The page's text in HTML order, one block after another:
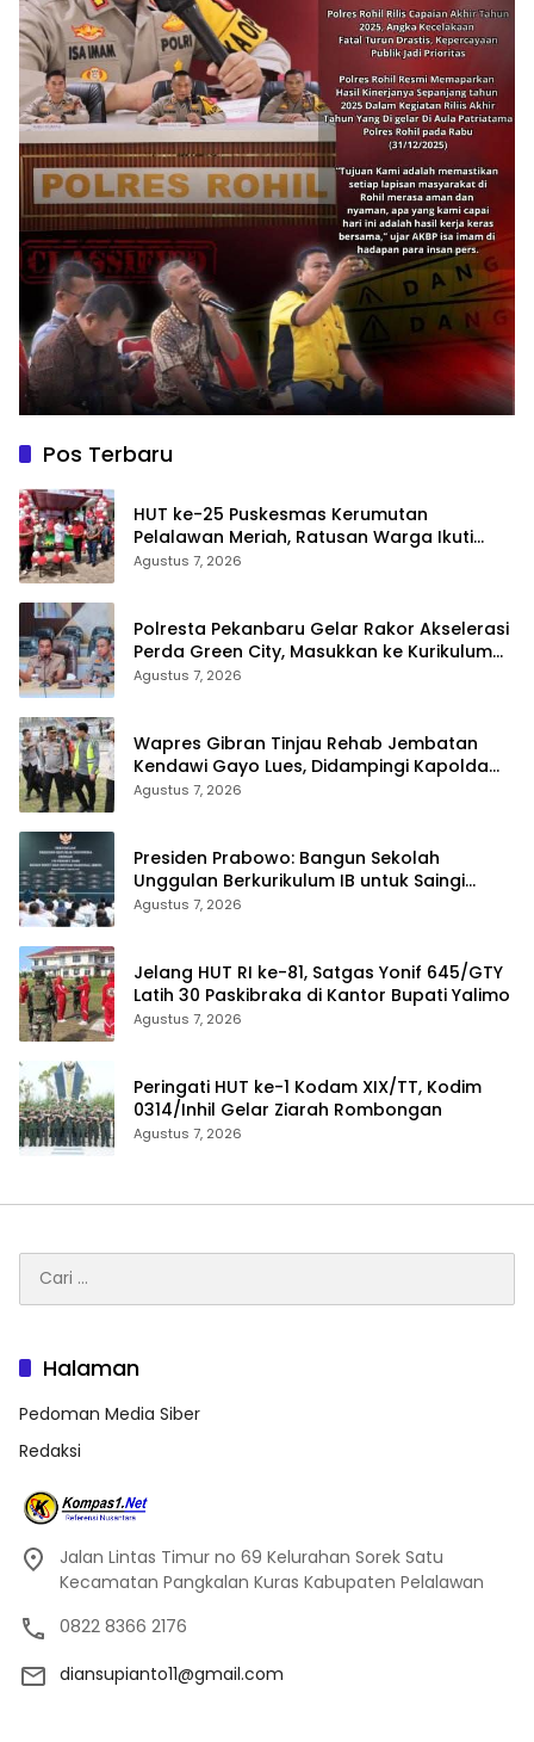
Pos Terbaru
HUT ke-25 Puskesmas Kerumutan
Pelalawan Meriah, Ratusan Warga Ikuti
Jalan Santai dan Cek Kesehatan Gratis
Agustus 7, 2026
Polresta Pekanbaru Gelar Rakor Akselerasi
Perda Green City, Masukkan ke Kurikulum
Sekolah
Agustus 7, 2026
Wapres Gibran Tinjau Rehab Jembatan
Kendawi Gayo Lues, Didampingi Kapolda
Aceh
Agustus 7, 2026
Presiden Prabowo: Bangun Sekolah
Unggulan Berkurikulum IB untuk Saingi
Dunia
Agustus 7, 2026
Jelang HUT RI ke-81, Satgas Yonif 645/GTY
Latih 30 Paskibraka di Kantor Bupati Yalimo
Agustus 7, 2026
Peringati HUT ke-1 Kodam XIX/TT, Kodim
0314/Inhil Gelar Ziarah Rombongan
Agustus 7, 2026
untuk:
Halaman
Pedoman Media Siber
Redaksi
Jalan Lintas Timur no 69 Kelurahan Sorek Satu
Kecamatan Pangkalan Kuras Kabupaten Pelalawan
0822 8366 2176
diansupianto11@gmail.com